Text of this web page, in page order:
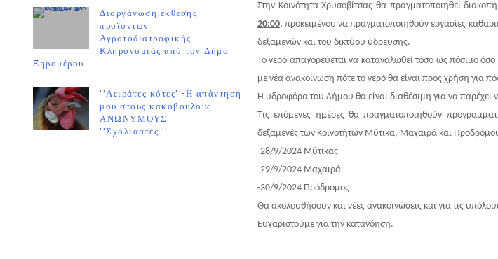
Διοργάνωση έκθεσης
προϊόντων
Αγροτοδιατροφικής
Κληρονομιάς από τον Δήμο
Ξηρομέρου
''Λειράτες κότες''-Η απάντησή
μου στους κακόβουλους
ΑΝΩΝΥΜΟΥΣ
''Σχολιαστές.''....
Στην Κοινότητα Χρυσοβίτσας θα πραγματοποιηθεί
20:00, προκειμένου να πραγματοποιηθούν εργασίες
δεξαμενών και του δικτύου ύδρευσης.
Το νερό απαγορεύεται να καταναλωθεί τόσο ως πόσιμο
με νέα ανακοίνωση πότε το νερό θα είναι προς χρήση για
Η υδροφόρα του Δήμου θα είναι διαθέσιμη για να παρέχει
Τις επόμενες ημέρες θα πραγματοποιηθούν
δεξαμενές των Κοινοτήτων Μύτικα, Μαχαιρά και
-28/9/2024 Μύτικας
-29/9/2024 Μαχαιρά
-30/9/2024 Πρόδρομος
Θα ακολουθήσουν και νέες ανακοινώσεις και για τις
Ευχαριστούμε για την κατανόηση.